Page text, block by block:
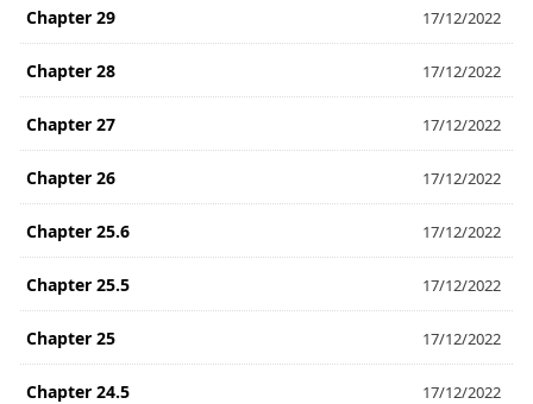
Chapter 29 17/12/2022
Chapter 28 17/12/2022
Chapter 27 17/12/2022
Chapter 26 17/12/2022
Chapter 25.6 17/12/2022
Chapter 25.5 17/12/2022
Chapter 25 17/12/2022
Chapter 24.5 17/12/2022